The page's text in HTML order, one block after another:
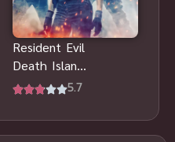
Resident Evil
Death Island
สุด ผีชีวะวิกฤต
พากย์ไทย แอ
คชั่น
5.7